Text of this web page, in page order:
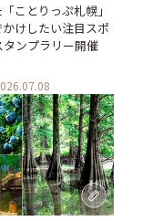
ことりっぷ札幌」
けしたい注目スポ
タンプラリー開催